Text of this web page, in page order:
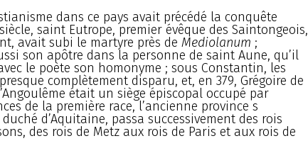
dans ce pays avait précédé la conquête
saint Eutrope, premier évêque des Saintongeois,
avait subi le martyre près de Mediolanum ;
son apôtre dans la personne de saint Aune, qu’il
le poète son homonyme ; sous Constantin, les
complètement disparu, et, en 379, Grégoire de
était un siège épiscopal occupé par
de la première race, l’ancienne province s
d’Aquitaine, passa successivement des rois
des rois de Metz aux rois de Paris et aux rois de